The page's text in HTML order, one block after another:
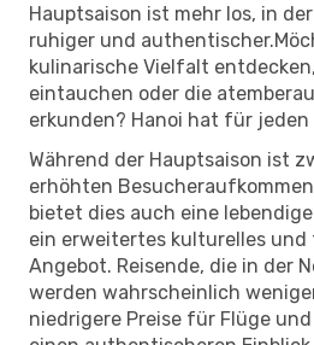
Hauptsaison ist mehr los, in
ruhiger und
kulinarische Vielfalt
eintauchen oder die
erkunden? Hanoi hat für
Während der Hauptsaison ist
erhöhten
bietet dies auch eine
ein erweitertes kulturelles
Angebot. Reisende, die in der
werden wahrscheinlich
niedrigere Preise für Flüge